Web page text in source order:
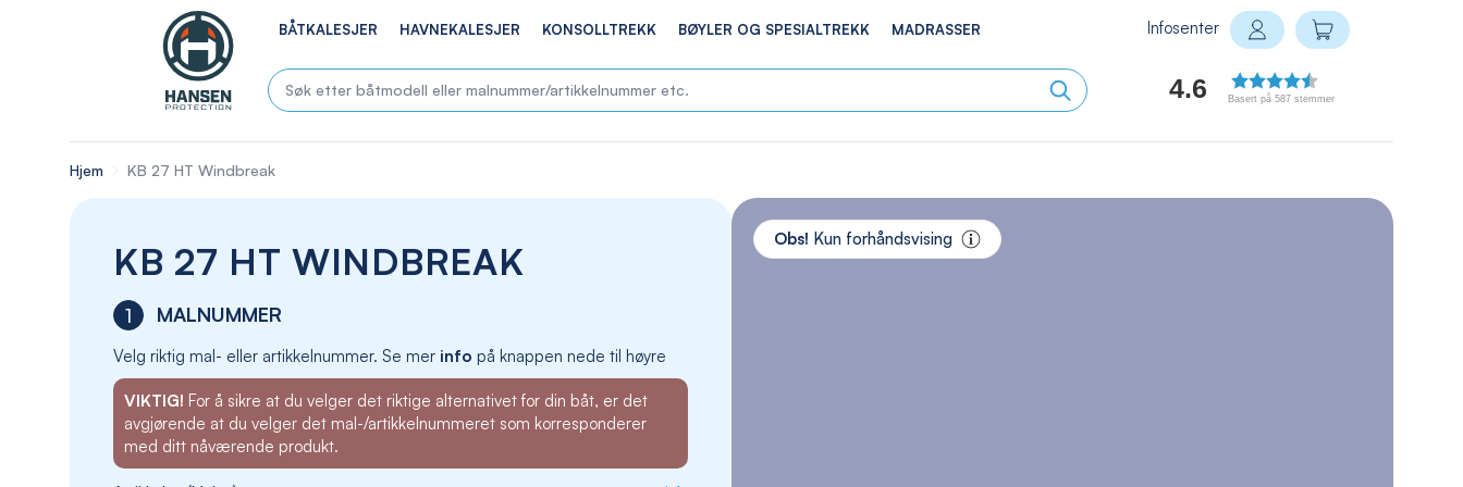
BÅTKALESJER HAVNEKALESJER KONSOLLTREKK BØYLER OG SPESIALTREKK MADRASSER
4.6 Basert på 587 stemmer
Infosenter
Logg inn
Min handlekurv
Hjem KB 27 HT Windbreak
KB 27 HT WINDBREAK
1 MALNUMMER
Velg riktig mal- eller artikkelnummer. Se mer info på knappen nede til høyre
VIKTIG! For å sikre at du velger det riktige alternativet for din båt, er det
avgjørende at du velger det mal-/artikkelnummeret som korresponderer
med ditt nåværende produkt.
Skip
Obs! Kun forhåndsvising